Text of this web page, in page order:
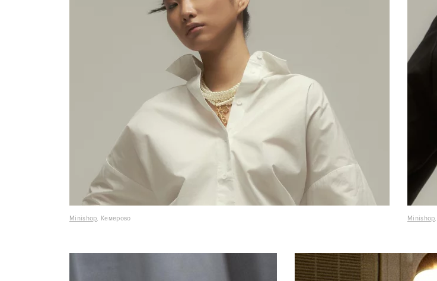
Minishop , Кемерово Minishop